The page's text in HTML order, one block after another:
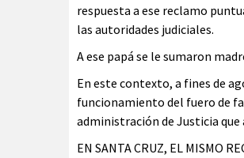
respuesta a ese reclamo
las autoridades judiciales.
A ese papá se le sumaron
En este contexto, a fines de
funcionamiento del fuero de
administración de Justicia que
EN SANTA CRUZ, EL MISMO